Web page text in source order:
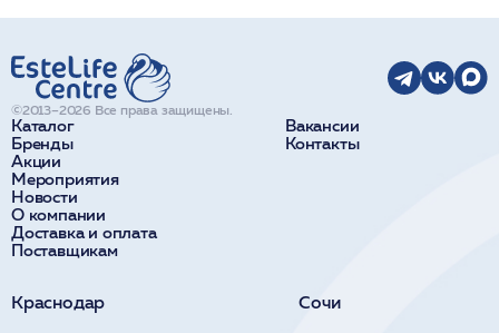
Каталог
Бренды
Акции
Мероприятия
Новости
О компании
Доставка и оплата
Поставщикам
Вакансии
Контакты
©2013–2026 Все права защищены.
Краснодар Сочи